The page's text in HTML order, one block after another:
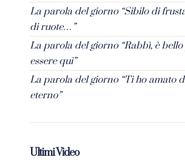
La parola del giorno “Sibilo di
di ruote…”
La parola del giorno “Rabbì, è
essere qui”
La parola del giorno “Ti ho amato
eterno”
Ultimi Video